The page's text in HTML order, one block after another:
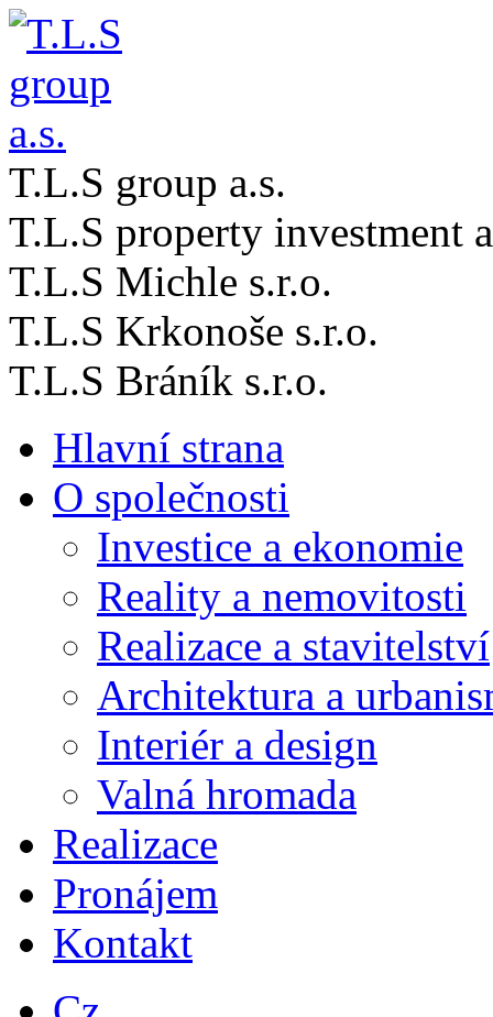
T.L.S group a.s.
T.L.S property investment
T.L.S Michle s.r.o.
T.L.S Krkonoše s.r.o.
T.L.S Bráník s.r.o.
Hlavní strana
O společnosti
Investice a ekonomie
Reality a nemovitosti
Realizace a stavitelství
Architektura a
Interiér a design
Valná hromada
Realizace
Pronájem
Kontakt